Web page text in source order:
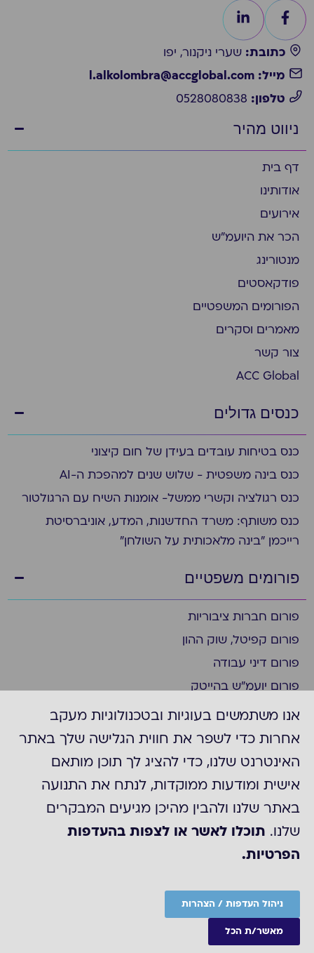
כתובת: שערי ניקנור, יפו
מייל: l.alkolombra@accglobal.com
טלפון:
ניווט מהיר
דף בית
אודותינו
אירועים
הכר את היועמ״ש
מנטורינג
פודקאסטים
הפורומים המשפטיים
מאמרים וסקרים
צור קשר
ACC Global
כנסים גדולים
כנס בטיחות עובדים בעידן של חום קיצוני
כנס בינה משפטית - שלוש שנים למהפכת ה-AI
כנס רגולציה וקשרי ממשל- אומנות השיח עם הרגולטור
כנס משותף: משרד החדשנות, המדע, אוניברסיטת
רייכמן "בינה מלאכותית על השולחן"
פורומים משפטיים
פורום חברות ציבוריות
פורום קפיטל, שוק ההון
פורום דיני עבודה
פורום יועמ"ש בהייטק
פורום ציות
פורום ביומד ופארמה
פורום יועמ"ש בצפון
פורום חברות דואליות/נסחרות בניו יורק
פורום משפט מסחרי
קבוצת "עדכונים משפטיים"
מדיניות הפרטיות של ארגון ה-ACC
אנו משתמשים בעוגיות ובטכנולוגיות מעקב
אחרות כדי לשפר את חווית הגלישה שלך באתר
האינטרנט שלנו, כדי להציג לך תוכן מותאם
אישית ומודעות ממוקדות, לנתח את התנועה
באתר שלנו ולהבין מהיכן מגיעים המבקרים
שלנו. תוכלו לאשר או לצפות בהעדפות
הפרטיות.
ניהול העדפות / הצהרות
מאשר/ת הכל